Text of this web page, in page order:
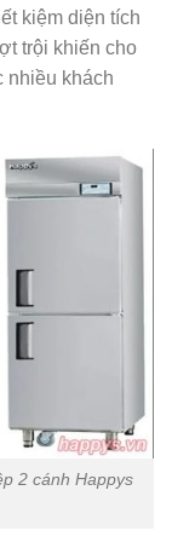
kiệm diện tích
trội khiến cho
nhiều khách
2 cánh Happys